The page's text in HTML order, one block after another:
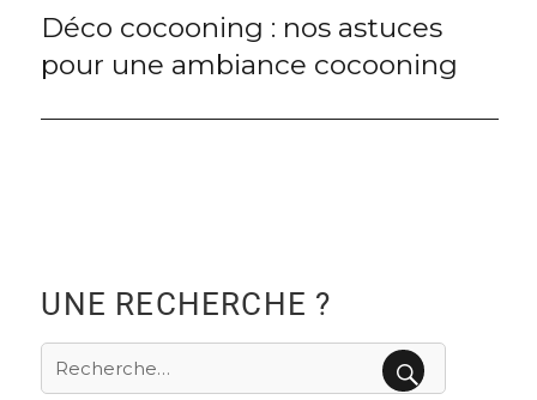
Next
post:
Déco cocooning : nos astuces
pour une ambiance cocooning
UNE RECHERCHE ?
Recherche
pour